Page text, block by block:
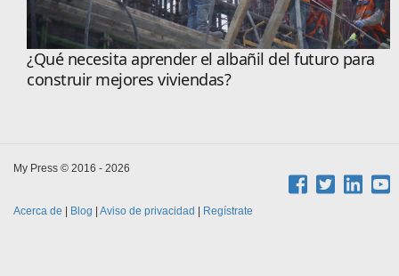
¿Qué necesita aprender el albañil del futuro para
construir mejores viviendas?
My Press © 2016 - 2026
Acerca de Blog Aviso de privacidad Regístrate